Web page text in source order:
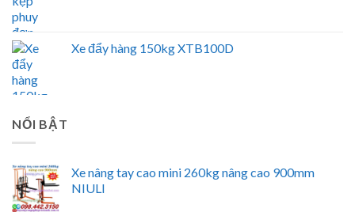
Xe đẩy hàng 150kg XTB100D
NỔI BẬT
Xe nâng tay cao mini 260kg nâng cao 900mm
NIULI